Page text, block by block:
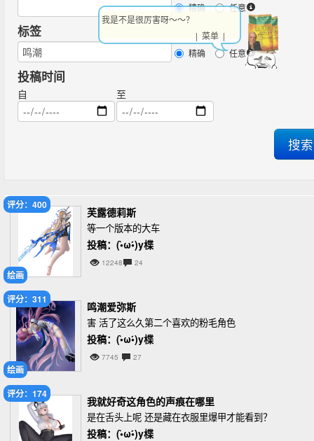
精确 任意
标签
精确 任意
投稿时间
自 至
绘画
评分：400
芙露德莉斯
等一个版本的大车
投稿：(•̀ω•́)y楪
12248 24
绘画
评分：311
鸣潮爱弥斯
害 活了这么久第二个喜欢的粉毛角色
投稿：(•̀ω•́)y楪
7745 27
评分：174
我就好奇这角色的声痕在哪里
是在舌头上呢 还是藏在衣服里爆甲才能看到？
投稿：(•̀ω•́)y楪
我是不是很厉害呀～～？
| 菜单 |